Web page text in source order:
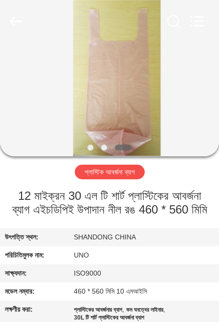
কারখানা
মান
যোগাযোগ
করুন
খবর
প্লাস্টিক আবর্জনা ব্যাগ
12 মাইক্রন 30 এল টি শার্ট প্লাস্টিকের আবর্জনা
ব্যাগ এইচডিপিই উপাদান নীল রঙ 460 * 560 মিমি
উৎপত্তি স্থল: SHANDONG CHINA
পরিচিতিমুলক নাম: UNO
সাক্ষ্যদান: ISO9000
মডেল নম্বার: 460 * 560 মিমি 10 এমআইসি
লক্ষণীয় করা: প্লাস্টিকের আবর্জনার ব্যাগ,কম ঘনত্বের লাইনার,
30L টি শার্ট প্লাস্টিকের আবর্জনা ব্যাগ